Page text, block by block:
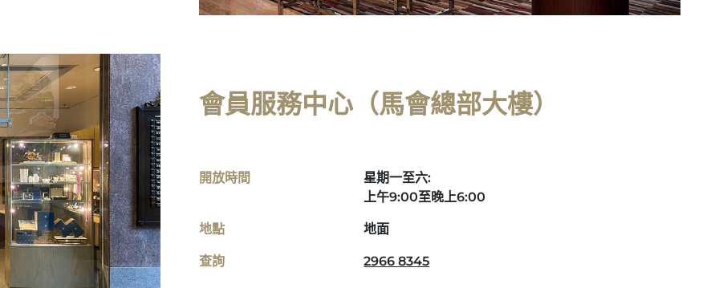
會員服務中心（馬會總部大樓）
開放時間
星期一至六:
上午9:00至晚上6:00
地點 地面
查詢 2966 8345